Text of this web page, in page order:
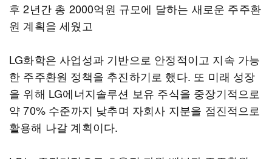
후 2년간 총 2000억원 규모에 달하는 새로운 주주환
원 계획을 세웠고
LG화학은 사업성과 기반으로 안정적이고 지속 가능
한 주주환원 정책을 추진하기로 했다. 또 미래 성장
을 위해 LG에너지솔루션 보유 주식을 중장기적으로
약 70% 수준까지 낮추며 자회사 지분을 점진적으로
활용해 나갈 계획이다.